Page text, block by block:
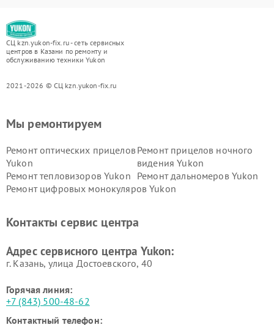
СЦ kzn.yukon-fix.ru - сеть сервисных
центров в Казани по ремонту и
обслуживанию техники Yukon
2021-2026 © СЦ kzn.yukon-fix.ru
Мы ремонтируем
Ремонт оптических прицелов
Yukon
Ремонт прицелов ночного
видения Yukon
Ремонт тепловизоров Yukon Ремонт дальномеров Yukon
Ремонт цифровых монокуляров Yukon
Контакты сервис центра
Адрес сервисного центра Yukon:
г. Казань, улица Достоевского, 40
Горячая линия:
+7 (843) 500-48-62
Контактный телефон: